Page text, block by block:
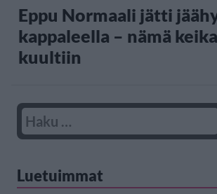
Eppu Normaali jätti
kappaleella – nämä
kuultiin
Luetuimmat